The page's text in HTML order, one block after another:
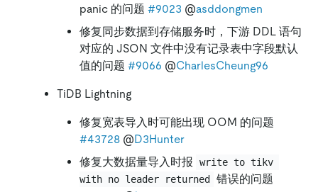
panic 的问题 #9023 @asddongmen
修复同步数据到存储服务时，下游 DDL 语句
对应的 JSON 文件中没有记录表中字段默认
值的问题 #9066 @CharlesCheung96
TiDB Lightning
修复宽表导入时可能出现 OOM 的问题
#43728 @D3Hunter
修复大数据量导入时报
write to tikv
with no leader returned
错误的问题